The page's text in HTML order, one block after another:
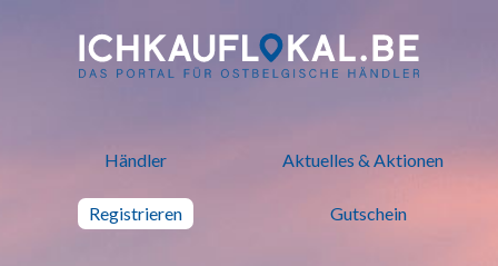
ich kauf lokal - Bei lokalen
Händler Aktuelles & Aktionen
Registrieren Gutschein